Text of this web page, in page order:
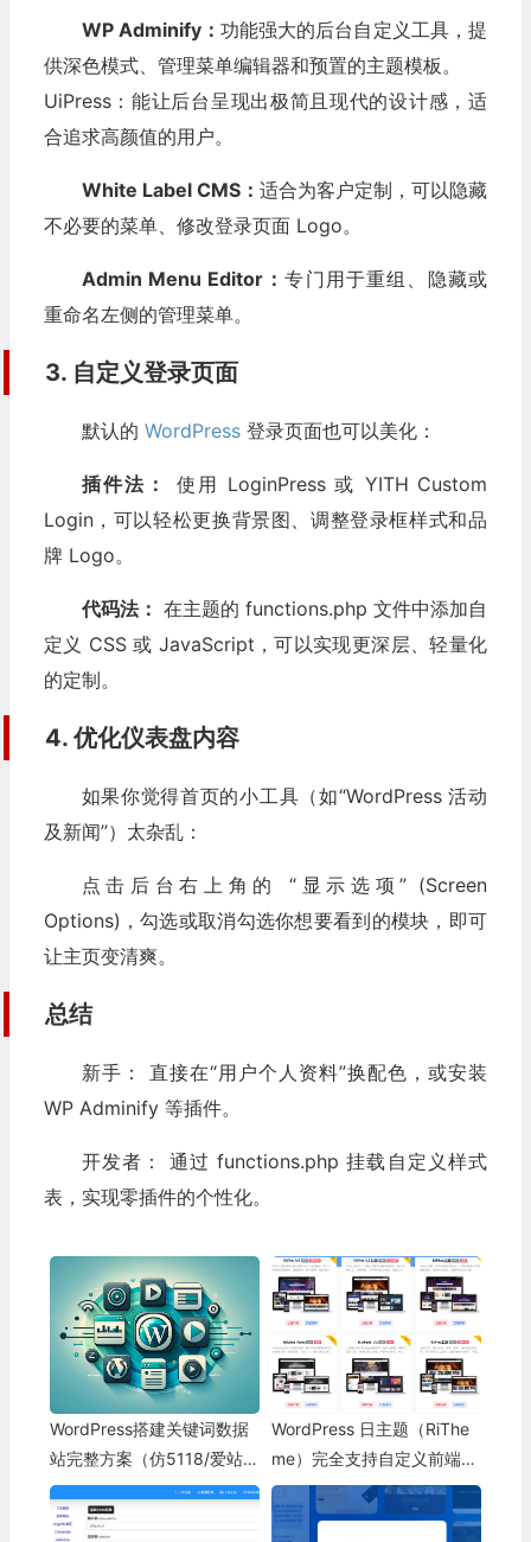
WP Adminify： 功能强大的后台自定义工具，提
供深色模式、管理菜单编辑器和预置的主题模板。
UiPress：能让后台呈现出极简且现代的设计感，适
合追求高颜值的用户。
White Label CMS： 适合为客户定制，可以隐藏
不必要的菜单、修改登录页面 Logo。
Admin Menu Editor：专门用于重组、隐藏或
重命名左侧的管理菜单。
3. 自定义登录页面
默认的 WordPress登录页面也可以美化：
插件法：
使用 LoginPress 或 YITH Custom
Login，可以轻松更换背景图、调整登录框样式和品
牌 Logo。
代码法： 在主题的 functions.php 文件中添加自
定义 CSS 或 JavaScript，可以实现更深层、轻量化
的定制。
4. 优化仪表盘内容
如果你觉得首页的小工具（如“WordPress 活动
及新闻”）太杂乱：
点击后台右上角的 “显示选项” (Screen
Options)，勾选或取消勾选你想要看到的模块，即可
让主页变清爽。
总结
新手： 直接在“用户个人资料”换配色，或安装
WP Adminify 等插件。
开发者： 通过 functions.php 挂载自定义样式
表，实现零插件的个性化。
WordPress搭建关键词数据
站完整方案（仿5118/爱站/
关键词挖掘工具站）
WordPress 日主题（RiThe
me）完全支持自定义前端样
式、模板二次开发